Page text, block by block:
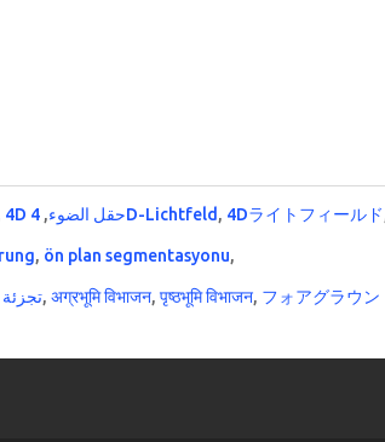
4D حقل الضوء, 4D-Lichtfeld, 4Dライトフィールド
, ön plan segmentasyonu,
تجزئة,अग्रभूमि विभाजन,पृष्ठभूमि विभाजन, フォアグラウン